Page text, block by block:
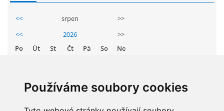
Používáme soubory cookies
ŠKOLNÍ PORADENSKÉ PRACOVIŠTĚ
NEPOTŘEBNÝ MAJETEK
<< srpen
>>
<<
2026
>>
Po
Út St Čt Pá So
Ne
11 12 13 14 15
16